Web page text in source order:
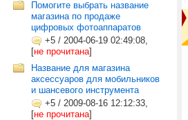
Помогите выбрать название
магазина по продаже
цифровых фотоаппаратов
+5 / 2004-06-19 02:49:08,
[не прочитана]
Название для магазина
аксессуаров для мобильников
и шансевого инструмента
+5 / 2009-08-16 12:12:33,
[не прочитана]